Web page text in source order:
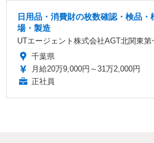
日用品・消費財の枚数確認・検品
場・製造
UTエージェント株式会社AGT北関東第
千葉県
月給20万9,000円～31万2,000円
正社員